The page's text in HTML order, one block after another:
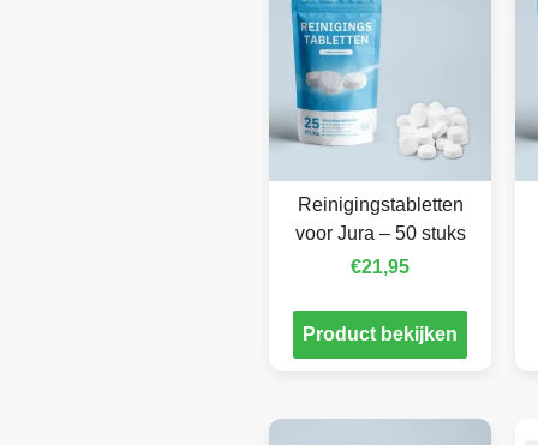
Reinigingstabletten
voor Jura – 50 stuks
€21,95
Product bekijken